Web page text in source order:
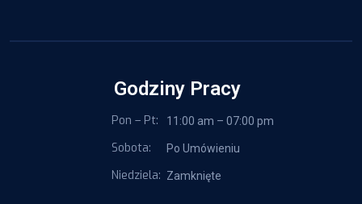
Godziny Pracy
Pon – Pt: 11:00 am – 07:00 pm
Sobota: Po Umówieniu
Niedziela: Zamknięte